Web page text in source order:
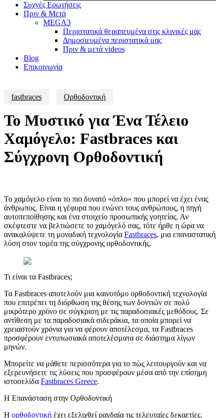
Συχνές Ερωτήσεις
Πριν & Μετά
MEGA3
Περιστατικά θεραπευμένα στις κλινικές μας
Δημοσιευμένα περιστατικά μας
Πριν & μετά videos
Blog
Επικοινωνία
fastbraces Ορθοδοντική
Το Μυστικό για Ένα Τέλειο
Χαμόγελο: Fastbraces και
Σύγχρονη Ορθοδοντική
Το χαμόγελο είναι το πιο δυνατό «όπλο» που μπορεί να έχει ένας
άνθρωπος. Είναι η γέφυρα που ενώνει τους ανθρώπους, η πηγή
αυτοπεποίθησης και ένα στοιχείο προσωπικής γοητείας. Αν
σκέφτεστε να βελτιώσετε το χαμόγελό σας, τότε ήρθε η ώρα να
ανακαλύψετε τη μοναδική τεχνολογία Fastbraces, μια επαναστατική
λύση στον τομέα της σύγχρονης ορθοδοντικής.
Τι είναι τα Fastbraces;
Τα Fastbraces αποτελούν μια καινοτόμο ορθοδοντική τεχνολογία
που επιτρέπει τη διόρθωση της θέσης των δοντιών σε πολύ
μικρότερο χρόνο σε σύγκριση με τις παραδοσιακές μεθόδους. Σε
αντίθεση με τα παραδοσιακά σιδεράκια, τα οποία μπορεί να
χρειαστούν χρόνια για να φέρουν αποτέλεσμα, τα Fastbraces
προσφέρουν εντυπωσιακά αποτελέσματα σε διάστημα λίγων
μηνών.
Μπορείτε να μάθετε περισσότερα για το πώς λειτουργούν και να
εξερευνήσετε τις λύσεις που προσφέρουν μέσα από την επίσημη
ιστοσελίδα Fastbraces Greece.
Η Επανάσταση στην Ορθοδοντική
Η ορθοδοντική έχει εξελιχθεί ραγδαία τις τελευταίες δεκαετίες.